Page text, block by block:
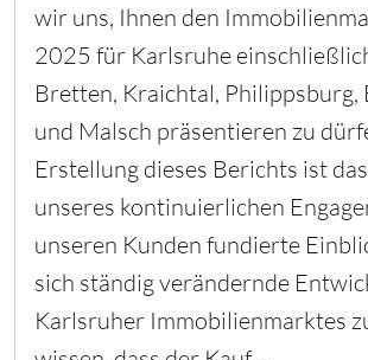
wir uns, Ihnen den
2025 für Karlsruhe
Bretten, Kraichtal, Philippsburg,
und Malsch präsentieren zu
Erstellung dieses Berichts ist
unseres kontinuierlichen
unseren Kunden fundierte
sich ständig verändernde
Karlsruher Immobilienmarktes